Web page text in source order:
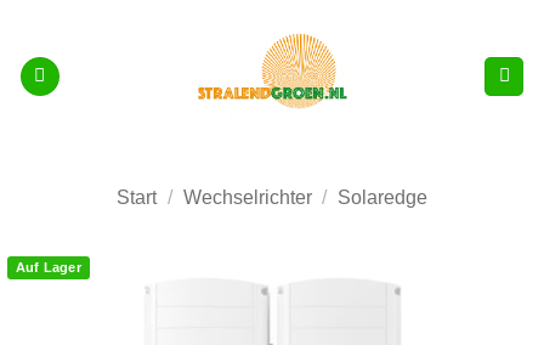
springen
Start / Wechselrichter / Solaredge
Auf Lager